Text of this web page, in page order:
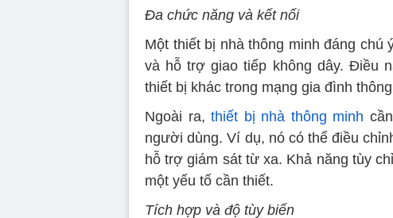
Đa chức năng và kết nối
Một thiết bị nhà thông minh đáng
và hỗ trợ giao tiếp không dây. Điều
thiết bị khác trong mạng gia đình
Ngoài ra,thiết bị nhà thông minh
người dùng. Ví dụ, nó có thể điều
hỗ trợ giám sát từ xa. Khả năng tùy
một yếu tố cần thiết.
Tích hợp và độ tùy biến